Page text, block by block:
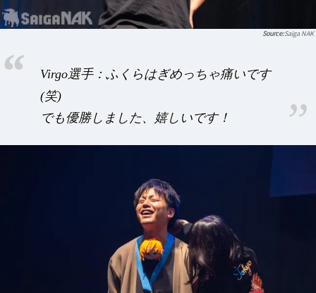
Saiga NAK
Virgo選手：ふくらはぎめっちゃ痛いです
(笑)
でも優勝しました、嬉しいです！